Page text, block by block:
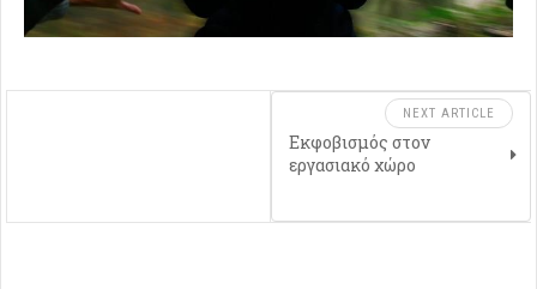
NEXT ARTICLE
Εκφοβισμός στον
εργασιακό χώρο